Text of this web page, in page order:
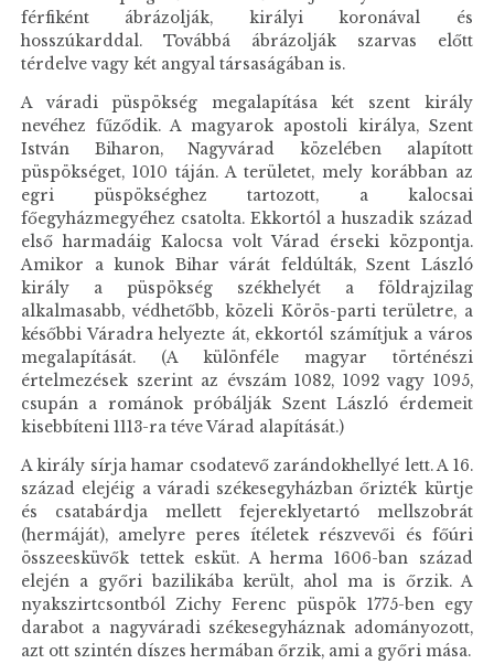
férfiként ábrázolják, királyi koronával és
hosszúkarddal. Továbbá ábrázolják szarvas előtt
térdelve vagy két angyal társaságában is.
A váradi püspökség megalapítása két szent király
nevéhez fűződik. A magyarok apostoli királya, Szent
István Biharon, Nagyvárad közelében alapított
püspökséget, 1010 táján. A területet, mely korábban az
egri püspökséghez tartozott, a kalocsai
főegyházmegyéhez csatolta. Ekkortól a huszadik század
első harmadáig Kalocsa volt Várad érseki központja.
Amikor a kunok Bihar várát feldúlták, Szent László
király a püspökség székhelyét a földrajzilag
alkalmasabb, védhetőbb, közeli Körös-parti területre, a
későbbi Váradra helyezte át, ekkortól számítjuk a város
megalapítását. (A különféle magyar történészi
értelmezések szerint az évszám 1082, 1092 vagy 1095,
csupán a románok próbálják Szent László érdemeit
kisebbíteni 1113-ra téve Várad alapítását.)
A király sírja hamar csodatevő zarándokhellyé lett. A 16.
század elejéig a váradi székesegyházban őrizték kürtje
és csatabárdja mellett fejereklyetartó mellszobrát
(hermáját), amelyre peres ítéletek részvevői és főúri
összeesküvők tettek esküt. A herma 1606-ban század
elején a győri bazilikába került, ahol ma is őrzik. A
nyakszirtcsontból Zichy Ferenc püspök 1775-ben egy
darabot a nagyváradi székesegyháznak adományozott,
azt ott szintén díszes hermában őrzik, ami a győri mása.